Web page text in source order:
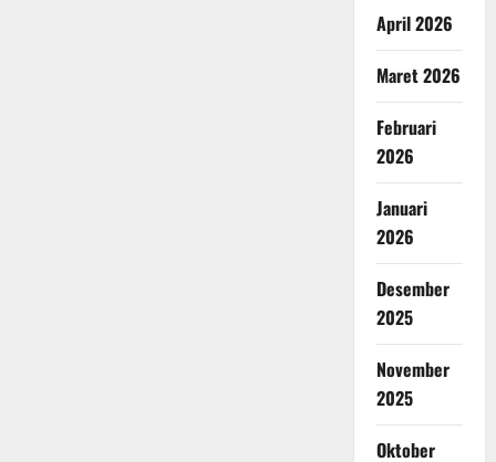
April 2026
Maret 2026
Februari
2026
Januari
2026
Desember
2025
November
2025
Oktober